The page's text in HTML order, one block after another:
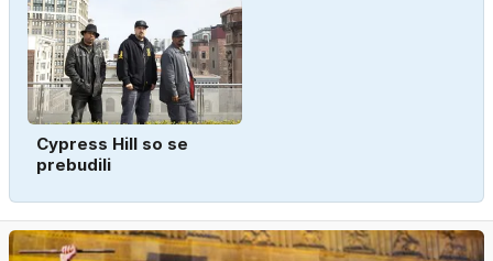
Cypress Hill so se
prebudili